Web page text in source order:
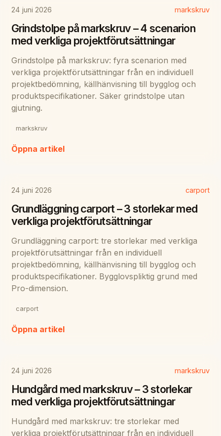
24 juni 2026 markskruv
Grindstolpe på markskruv – 4 scenarion
med verkliga projektförutsättningar
Grindstolpe på markskruv: fyra scenarion med
verkliga projektförutsättningar från en individuell
projektbedömning, källhänvisning till bygglog och
produktspecifikationer. Säker grindstolpe utan
gjutning.
markskruv
Öppna artikel
24 juni 2026 carport
Grundläggning carport – 3 storlekar med
verkliga projektförutsättningar
Grundläggning carport: tre storlekar med verkliga
projektförutsättningar från en individuell
projektbedömning, källhänvisning till bygglog och
produktspecifikationer. Bygglovspliktig grund med
Pro-dimension.
carport
Öppna artikel
24 juni 2026 markskruv
Hundgård med markskruv – 3 storlekar
med verkliga projektförutsättningar
Hundgård med markskruv: tre storlekar med
verkliga projektförutsättningar från en individuell